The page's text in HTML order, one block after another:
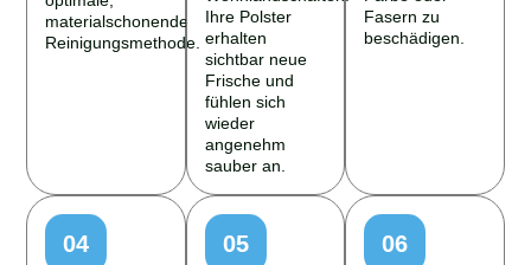
materialschonende
Reinigungsmethode.
Ihre Polster
erhalten
sichtbar neue
Frische und
fühlen sich
wieder
angenehm
sauber an.
Fasern zu
beschädigen.
04
05
06